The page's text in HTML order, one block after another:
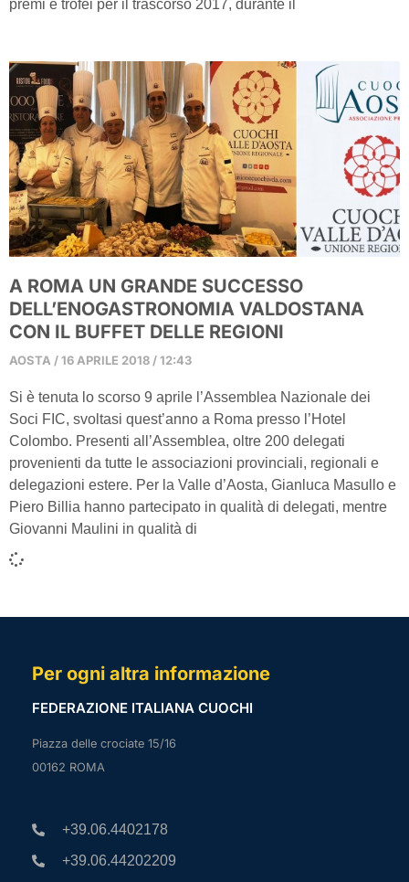
premi e trofei per il trascorso 2017, durante il
A ROMA UN GRANDE SUCCESSO
DELL’ENOGASTRONOMIA VALDOSTANA
CON IL BUFFET DELLE REGIONI
AOSTA 16 APRILE 2018 12:43
Si è tenuta lo scorso 9 aprile l’Assemblea Nazionale dei
Soci FIC, svoltasi quest’anno a Roma presso l’Hotel
Colombo. Presenti all’Assemblea, oltre 200 delegati
provenienti da tutte le associazioni provinciali, regionali e
delegazioni estere. Per la Valle d’Aosta, Gianluca Masullo e
Piero Billia hanno partecipato in qualità di delegati, mentre
Giovanni Maulini in qualità di
Per ogni altra informazione
FEDERAZIONE ITALIANA CUOCHI
Piazza delle crociate 15/16
00162 ROMA
+39.06.4402178
+39.06.44202209